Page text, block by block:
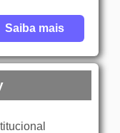
Saiba mais